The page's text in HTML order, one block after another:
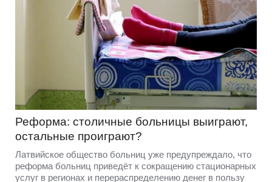
Реформа: столичные больницы выиграют,
остальные проиграют?
Латвийское общество больниц уже предупреждало, что
реформа больниц приведёт к сокращению стационарных
услуг в регионах и перераспределению денег в пользу